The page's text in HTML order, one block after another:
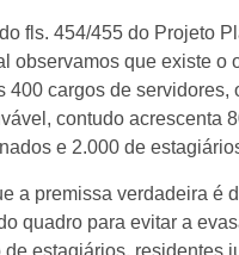
fls. 454/455 do Projeto
observamos que existe o
400 cargos de servidores,
contudo acrescenta
e 2.000 de
a premissa verdadeira é
quadro para evitar a
de estagiários, residentes